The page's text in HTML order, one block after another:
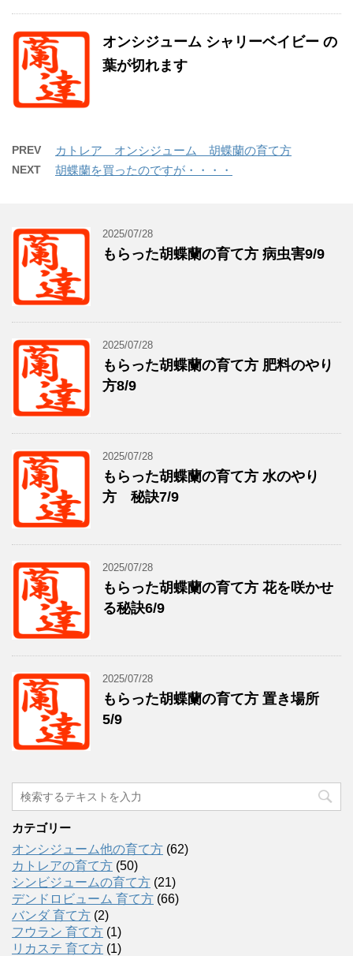
オンシジューム シャリーベイビー の
葉が切れます
PREV カトレア オンシジューム 胡蝶蘭の育て方
NEXT 胡蝶蘭を買ったのですが・・・・
2025/07/28
もらった胡蝶蘭の育て方 病虫害9/9
2025/07/28
もらった胡蝶蘭の育て方 肥料のやり
方8/9
2025/07/28
もらった胡蝶蘭の育て方 水のやり
方 秘訣7/9
2025/07/28
もらった胡蝶蘭の育て方 花を咲かせ
る秘訣6/9
2025/07/28
もらった胡蝶蘭の育て方 置き場所
5/9
カテゴリー
オンシジューム他の育て方 (62)
カトレアの育て方 (50)
シンビジュームの育て方 (21)
デンドロビューム 育て方 (66)
バンダ 育て方 (2)
フウラン 育て方 (1)
リカステ 育て方 (1)